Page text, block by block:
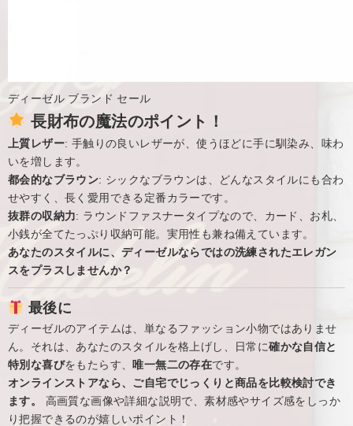
ディーゼル ブランド セール
長財布の魔法のポイント！
上質レザー: 手触りの良いレザーが、使うほどに手に馴染み、味わ
いを増します。
都会的なブラウン: シックなブラウンは、どんなスタイルにも合わ
せやすく、長く愛用できる定番カラーです。
抜群の収納力: ラウンドファスナータイプなので、カード、お札、
小銭が全てたっぷり収納可能。実用性も兼ね備えています。
あなたのスタイルに、ディーゼルならではの洗練されたエレガン
スをプラスしませんか？
最後に
ディーゼルのアイテムは、単なるファッション小物ではありませ
ん。それは、あなたのスタイルを格上げし、日常に確かな自信と
特別な喜びをもたらす、 唯一無二の存在です。
オンラインストアなら、ご自宅でじっくりと商品を比較検討でき
ます。
高画質な画像や詳細な説明で、素材感やサイズ感をしっか
り把握できるのが嬉しいポイント！